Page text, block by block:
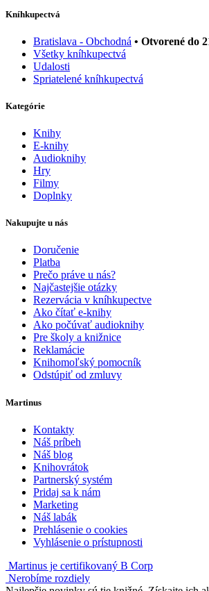
Kníhkupectvá
Bratislava - Obchodná • Otvorené do
Všetky kníhkupectvá
Udalosti
Spriatelené kníhkupectvá
Kategórie
Knihy
E-knihy
Audioknihy
Hry
Filmy
Doplnky
Nakupujte u nás
Doručenie
Platba
Prečo práve u nás?
Najčastejšie otázky
Rezervácia v kníhkupectve
Ako čítať e-knihy
Ako počúvať audioknihy
Pre školy a knižnice
Reklamácie
Knihomoľský pomocník
Odstúpiť od zmluvy
Martinus
Kontakty
Náš príbeh
Náš blog
Knihovrátok
Partnerský systém
Pridaj sa k nám
Marketing
Náš labák
Prehlásenie o cookies
Vyhlásenie o prístupnosti
Martinus je certifikovaný B Corp
Nerobíme rozdiely